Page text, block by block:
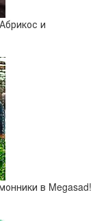
и
в Megasad!